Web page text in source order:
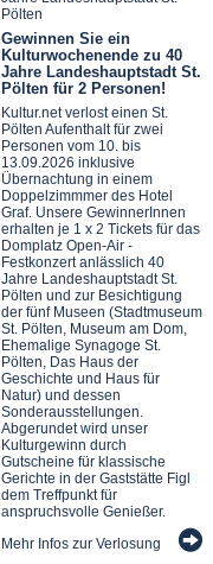
Gewinnen Sie ein
Kulturwochenende zu 40
Jahre Landeshauptstadt St.
Pölten für 2 Personen!
Kultur.net verlost einen St.
Pölten Aufenthalt für zwei
Personen vom 10. bis
13.09.2026 inklusive
Übernachtung in einem
Doppelzimmmer des Hotel
Graf. Unsere GewinnerInnen
erhalten je 1 x 2 Tickets für das
Domplatz Open-Air -
Festkonzert anlässlich 40
Jahre Landeshauptstadt St.
Pölten und zur Besichtigung
der fünf Museen (Stadtmuseum
St. Pölten, Museum am Dom,
Ehemalige Synagoge St.
Pölten, Das Haus der
Geschichte und Haus für
Natur) und dessen
Sonderausstellungen.
Abgerundet wird unser
Kulturgewinn durch
Gutscheine für klassische
Gerichte in der Gaststätte Figl
dem Treffpunkt für
anspruchsvolle Genießer.
Mehr Infos zur Verlosung